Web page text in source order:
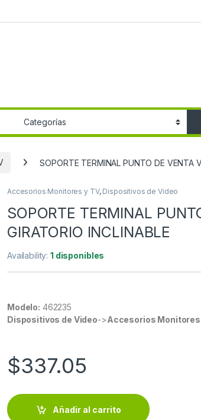
SOPORTE TERMINAL PUNTO DE VENTA
Accesorios Monitores y TV, Dispositivos de Video
SOPORTE TERMINAL
GIRATORIO INCLINABLE
Availability:1 disponibles
Modelo: 462235
Dispositivos de Video->Accesorios Monitores
$337.05
Añadir al carrito